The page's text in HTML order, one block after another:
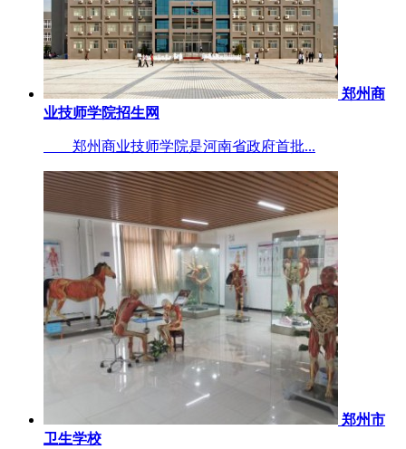
郑州商
业技师学院招生网
郑州商业技师学院是河南省政府首批...
郑州市
卫生学校